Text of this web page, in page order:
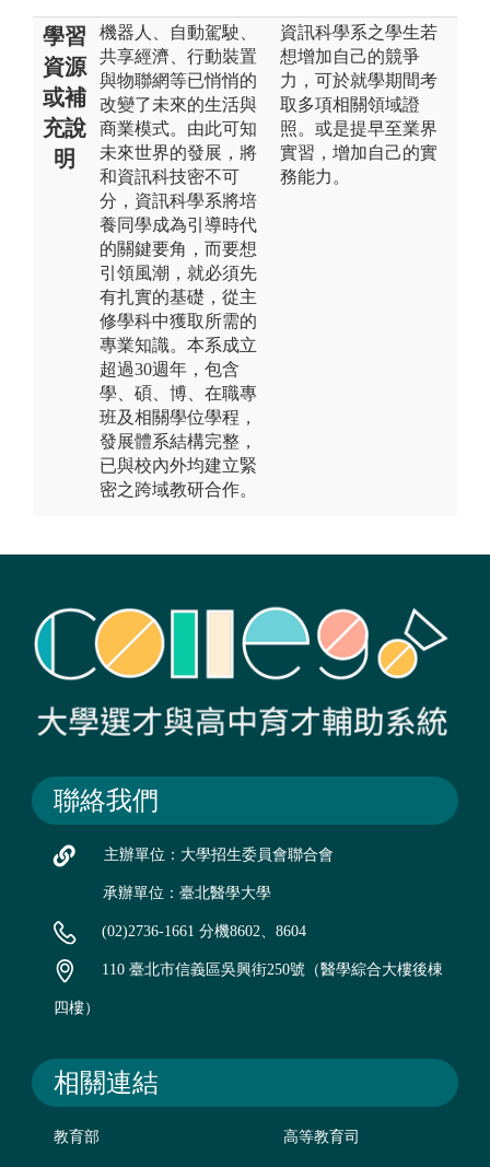
學習
資源
或補
充說
明
機器人、自動駕駛、
共享經濟、行動裝置
與物聯網等已悄悄的
改變了未來的生活與
商業模式。由此可知
未來世界的發展，將
和資訊科技密不可
分，資訊科學系將培
養同學成為引導時代
的關鍵要角，而要想
引領風潮，就必須先
有扎實的基礎，從主
修學科中獲取所需的
專業知識。本系成立
超過30週年，包含
學、碩、博、在職專
班及相關學位學程，
發展體系結構完整，
已與校內外均建立緊
密之跨域教研合作。
資訊科學系之學生若
想增加自己的競爭
力，可於就學期間考
取多項相關領域證
照。或是提早至業界
實習，增加自己的實
務能力。
聯絡我們
主辦單位：大學招生委員會聯合會
承辦單位：臺北醫學大學
(02)2736-1661 分機8602、8604
110 臺北市信義區吳興街250號（醫學綜合大樓後棟
四樓）
相關連結
教育部 高等教育司